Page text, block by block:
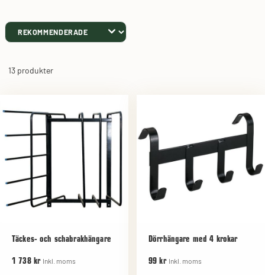
13 produkter
Täckes- och schabrakhängare
1 738 kr Inkl. moms
Dörrhängare med 4 krokar
99 kr Inkl. moms